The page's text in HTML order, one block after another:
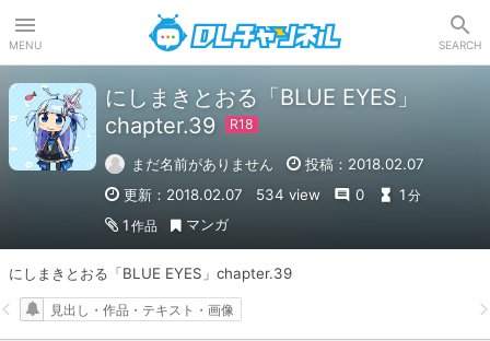
MENU SEARCH
にしまきとおる「BLUE EYES」
chapter.39
まだ名前がありません
投稿：2018.02.07
更新：2018.02.07
534 view 0 1 分
1 作品 マンガ
にしまきとおる「BLUE EYES」chapter.39
見出し・作品・テキスト・画像